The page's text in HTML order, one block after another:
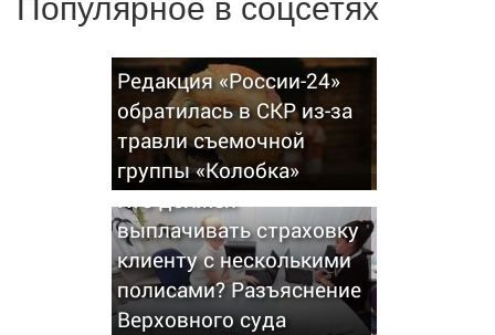
Редакция «России-24»
обратилась в СКР из-за
травли съемочной
группы «Колобка»
Кто должен
выплачивать страховку
клиенту с несколькими
полисами? Разъяснение
Верховного суда